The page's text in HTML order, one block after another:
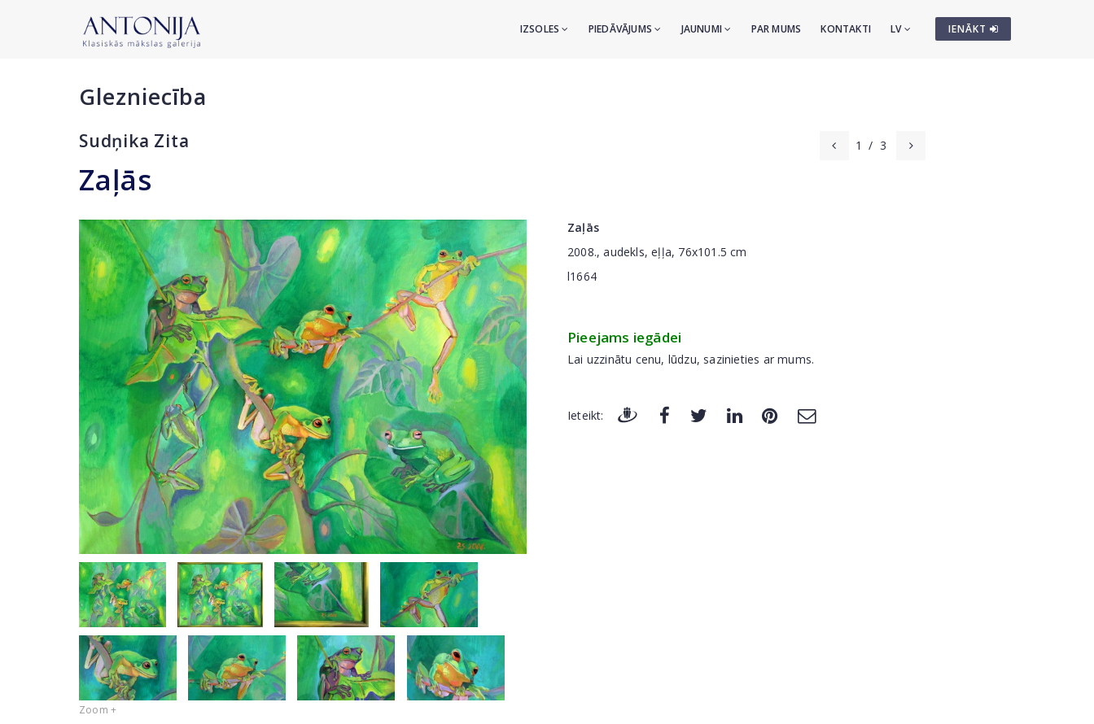
IENĀKT
IZSOLES PIEDĀVĀJUMS JAUNUMI PAR MUMS KONTAKTI LV
Glezniecība
Sudņika Zita 1 / 3
Zaļās
Zoom +
Zaļās
2008., audekls, eļļa, 76x101.5 cm
l1664
Pieejams iegādei
Lai uzzinātu cenu, lūdzu, sazinieties ar mums.
Ieteikt: